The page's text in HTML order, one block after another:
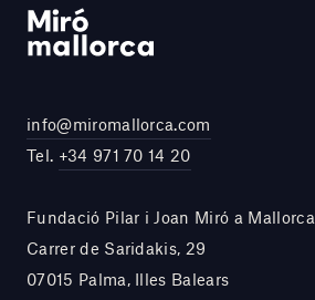
info@miromallorca.com
Tel. +34 971 70 14 20
Fundació Pilar i Joan Miró a Mallorca
Carrer de Saridakis, 29
07015 Palma, Illes Balears